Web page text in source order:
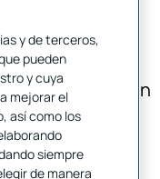
listos, la
la suscripción
la contratación
destino en el
y de terceros,
pueden
y cuya
mejorar el
así como los
siempre
de manera